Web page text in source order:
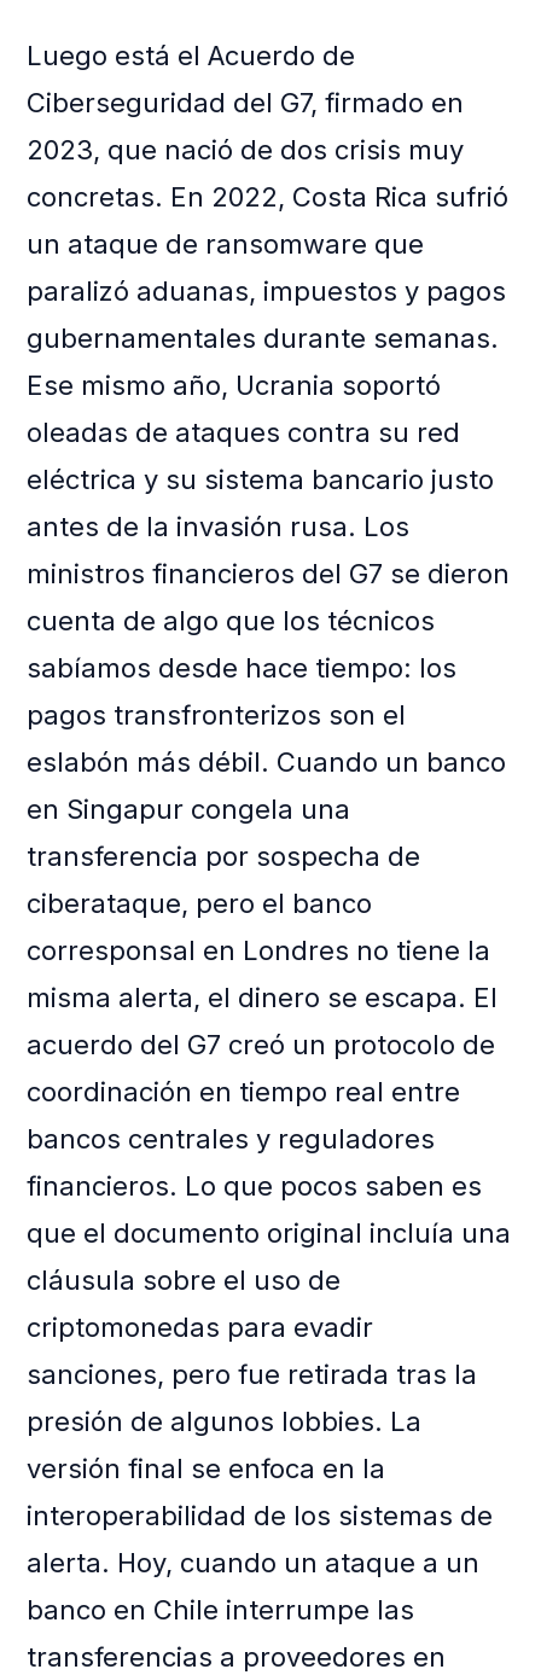
Luego está el Acuerdo de
Ciberseguridad del G7, firmado en
2023, que nació de dos crisis muy
concretas. En 2022, Costa Rica sufrió
un ataque de ransomware que
paralizó aduanas, impuestos y pagos
gubernamentales durante semanas.
Ese mismo año, Ucrania soportó
oleadas de ataques contra su red
eléctrica y su sistema bancario justo
antes de la invasión rusa. Los
ministros financieros del G7 se dieron
cuenta de algo que los técnicos
sabíamos desde hace tiempo: los
pagos transfronterizos son el
eslabón más débil. Cuando un banco
en Singapur congela una
transferencia por sospecha de
ciberataque, pero el banco
corresponsal en Londres no tiene la
misma alerta, el dinero se escapa. El
acuerdo del G7 creó un protocolo de
coordinación en tiempo real entre
bancos centrales y reguladores
financieros. Lo que pocos saben es
que el documento original incluía una
cláusula sobre el uso de
criptomonedas para evadir
sanciones, pero fue retirada tras la
presión de algunos lobbies. La
versión final se enfoca en la
interoperabilidad de los sistemas de
alerta. Hoy, cuando un ataque a un
banco en Chile interrumpe las
transferencias a proveedores en